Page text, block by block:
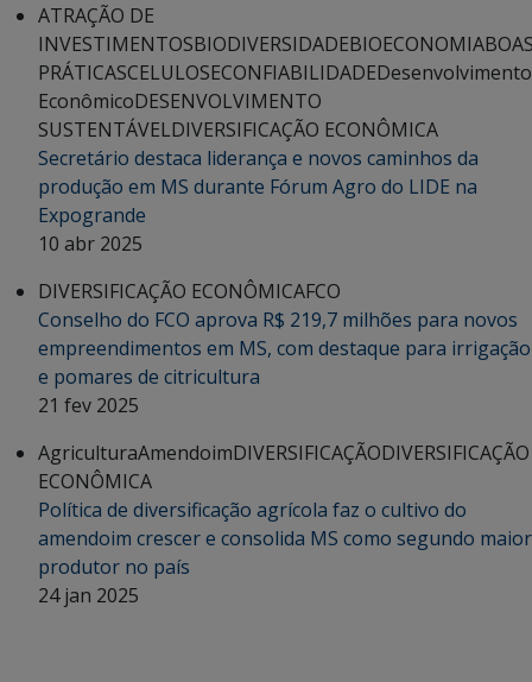
ATRAÇÃO DE
INVESTIMENTOSBIODIVERSIDADEBIOECONOMIA
PRÁTICASCELULOSECONFIABILIDADEDesenvolvimento
EconômicoDESENVOLVIMENTO
SUSTENTÁVELDIVERSIFICAÇÃO ECONÔMICA
Secretário destaca liderança e novos caminhos da
produção em MS durante Fórum Agro do LIDE na
Expogrande
10 abr 2025
DIVERSIFICAÇÃO ECONÔMICAFCO
Conselho do FCO aprova R$ 219,7 milhões para novos
empreendimentos em MS, com destaque para irrigação
e pomares de citricultura
21 fev 2025
AgriculturaAmendoimDIVERSIFICAÇÃODIVERSIFICAÇÃO
ECONÔMICA
Política de diversificação agrícola faz o cultivo do
amendoim crescer e consolida MS como segundo maior
produtor no país
24 jan 2025